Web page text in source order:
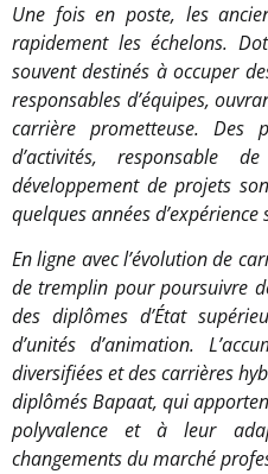
Une fois en poste, les
rapidement les échelons.
souvent destinés à occuper
responsables d’équipes,
carrière prometteuse. Des
d’activités, responsable
développement de projets
quelques années
En ligne avec l’évolution de
de tremplin pour poursuivre
des diplômes d’État
d’unités d’animation.
diversifiées et des carrières
diplômés Bapaat, qui
polyvalence et à leur
changements du marché